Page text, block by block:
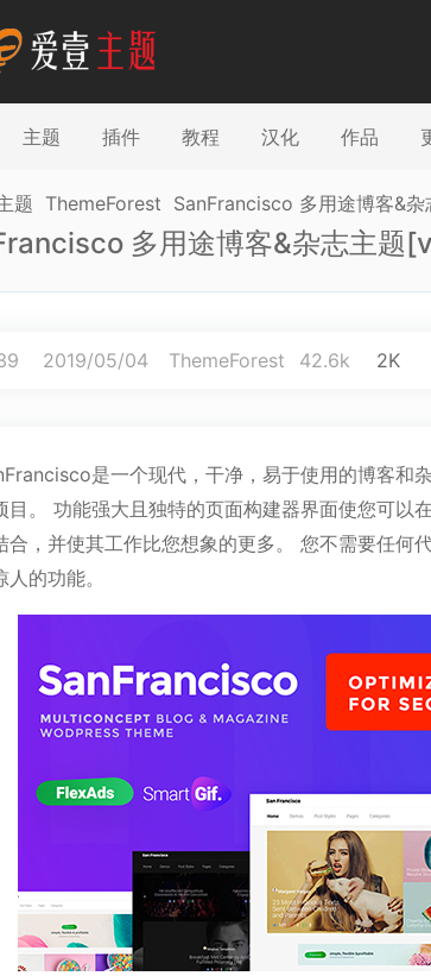
主题 插件 教程 汉化 作品
题 ThemeForest SanFrancisco 多用途博客&
多用途博客&杂志主题
2019/05/04 ThemeForest 42.6k 2K
是一个现代，干净，易于使用的博客和
目。 功能强大且独特的页面构建器界面使您可以
合，并使其工作比您想象的更多。 您不需要任何
人的功能。